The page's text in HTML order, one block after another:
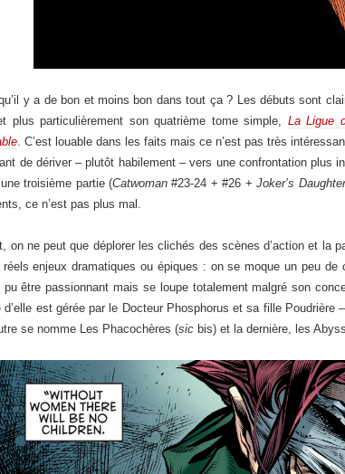
y a de bon et moins bon dans tout ça ? Les débuts sont
plus particulièrement son quatrième tome simple, La Ligue
. C’est louable dans les faits mais ce n’est pas très
de dériver – plutôt habilement – vers une confrontation plus
troisième partie (Catwoman #23-24 + #26 +Joker’s Daughter
ce n’est pas plus mal.
on ne peut que déplorer les clichés des scènes d’action et la
enjeux dramatiques ou épiques : on se moque un peu
pu être passionnant mais se loupe totalement malgré son
d’elle est gérée par le Docteur Phosphorus et sa fille
se nomme Les Phacochères (sic bis) et la dernière, les